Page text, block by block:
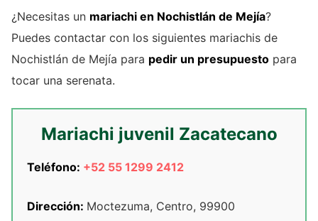
¿Necesitas un mariachi en Nochistlán de Mejía?
Puedes contactar con los siguientes mariachis de
Nochistlán de Mejía para pedir un presupuesto para
tocar una serenata.
Mariachi juvenil Zacatecano
Teléfono: +52 55 1299 2412
Dirección: Moctezuma, Centro, 99900